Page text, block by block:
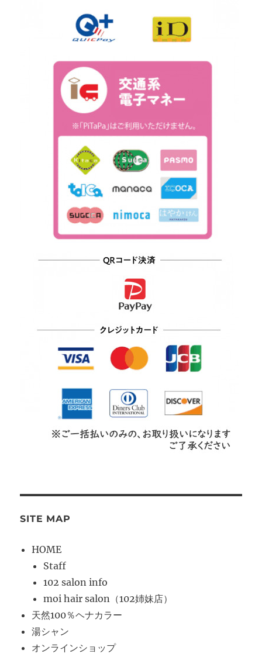
SITE MAP
HOME
Staff
102 salon info
moi hair salon（102姉妹店）
天然100％ヘナカラー
湯シャン
オンラインショップ